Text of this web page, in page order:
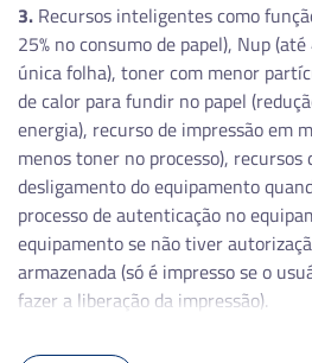
3. Recursos inteligentes como
25% no consumo de papel), Nup
única folha), toner com menor
de calor para fundir no papel
energia), recurso de impressão em
menos toner no processo), recursos
desligamento do equipamento
processo de autenticação no
equipamento se não tiver
armazenada (só é impresso se o
fazer a liberação da impressão).